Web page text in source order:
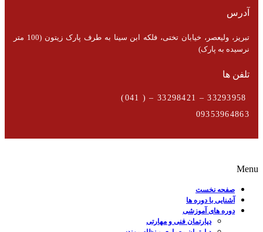
آدرس
تبریز، ولیعصر، خیابان تختی، فلکه ابن سینا به طرف پارک زیتون (100 متر
نرسیده به پارک)
تلفن ها
09353964863
Menu
صفحه نخست
آشنایی با دوره ها
دوره های آموزشی
دپارتمان فنی و مهارتی